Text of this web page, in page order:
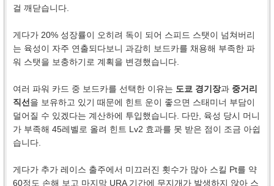
걸 깨닫습니다.
게다가 20% 성장률이 오히려 독이 되어 스피드 스탯이 넘쳐버리
는 육성이 자주 연출되다보니 과감히 보드카를 채용해 부족한 파
워 스탯을 보충하기로 계획을 변경했습니다.
여러 파워 카드 중 보드카를 선택한 이유는 도쿄 경기장과 중거리
직선 을 보유하고 있기 때문에 힌트 운이 좋으면 스태미너 부담이
덜어질 수 있겠다는 계산하에 투입했습니다. 다만, 육성 당시 머니
가 부족해 45레벨로 올려 힌트 Lv2 효과를 못 받은 점이 조금 아쉽
습니다.
게다가 추가 레이스 출주에서 미끄러진 횟수가 많아 스킬 Pt를 약
60정도 손해 보고 마지막 URA 기간에 무지개가 발생하지 않아 스